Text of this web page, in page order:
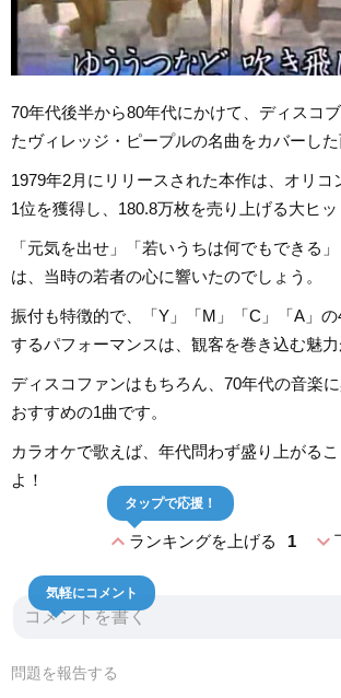
70年代後半から80年代にかけて、ディスコ
たヴィレッジ・ピープルの名曲をカバーした
1979年2月にリリースされた本作は、オリコ
1位を獲得し、180.8万枚を売り上げる大ヒッ
「元気を出せ」「若いうちは何でもできる
は、当時の若者の心に響いたのでしょう。
振付も特徴的で、「Y」「M」「C」「A」
するパフォーマンスは、観客を巻き込む魅力
ディスコファンはもちろん、70年代の音楽
おすすめの1曲です。
カラオケで歌えば、年代問わず盛り上がる
よ！
expand_lessランキングを上げる 1
タップで応援！
expand_more
気軽にコメント
問題を報告する